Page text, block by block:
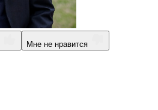
Мне не нравится